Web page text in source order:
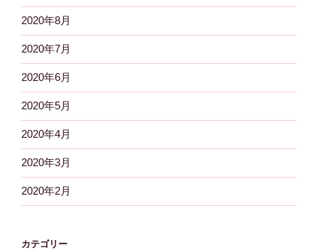
2020年8月
2020年7月
2020年6月
2020年5月
2020年4月
2020年3月
2020年2月
カテゴリー